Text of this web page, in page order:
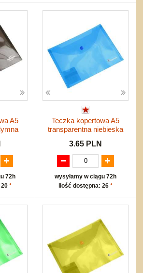
A5
72h
*
Teczka kopertowa A5
transparentna niebieska
3.65 PLN
wysyłamy w ciągu 72h
ilość dostępna: 26 *